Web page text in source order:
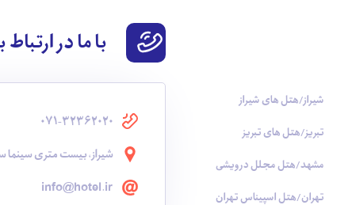
شیراز/هتل های شیراز
تبریز/هتل های تبریز
مشهد/هتل مجلل درویشی
تهران/هتل اسپیناس تهران
با ما در
071-32362020
شیراز، بیست متری سینما
info@hotel.ir